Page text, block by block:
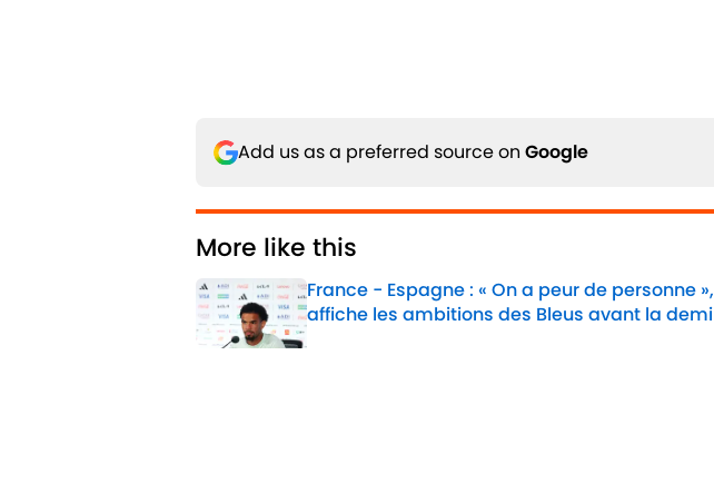
Add us as a preferred source on Google
More like this
France - Espagne : « On a peur de personne
affiche les ambitions des Bleus avant la demi